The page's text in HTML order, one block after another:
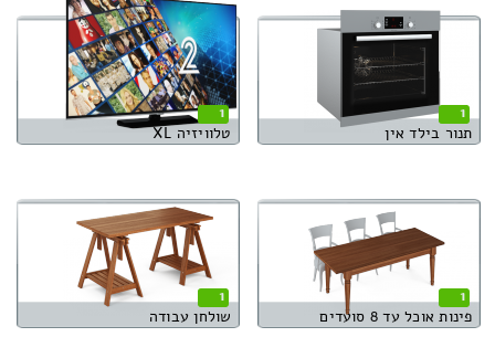
1
תנור בילד אין
1
טלוויזיה XL
1
פינות אוכל עד 8 סועדים
1
שולחן עבודה